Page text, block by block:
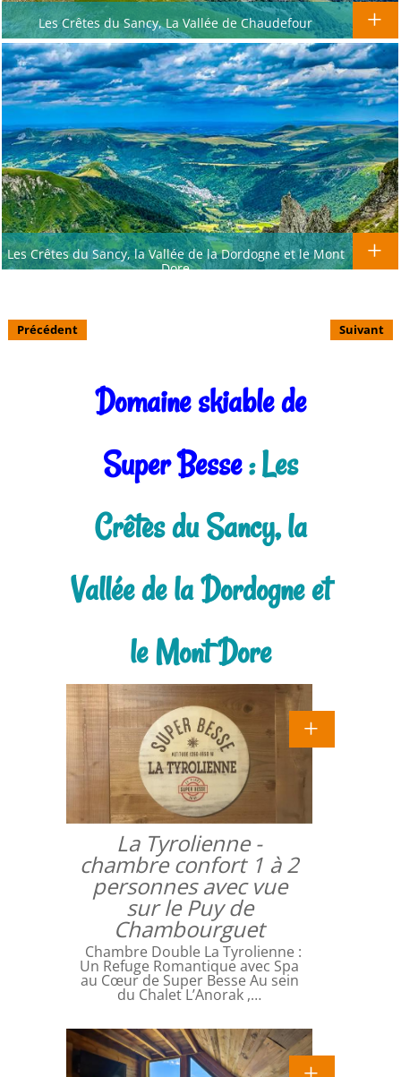
Les Crêtes du Sancy, La Vallée de Chaudefour
Les Crêtes du Sancy, la Vallée de la Dordogne et le Mont
Dore
Précédent Suivant
Domaine skiable de
Super Besse: Les
Crêtes du Sancy, la
Vallée de la Dordogne et
le Mont Dore
La Tyrolienne -
chambre confort 1 à 2
personnes avec vue
sur le Puy de
Chambourguet
Chambre Double La Tyrolienne :
Un Refuge Romantique avec Spa
au Cœur de Super Besse Au sein
du Chalet L’Anorak ,…